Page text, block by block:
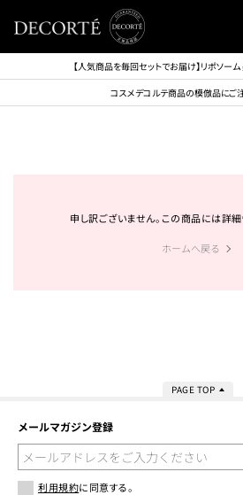
【人気商品を毎回セットでお届け】リポソー
コスメデコルテ商品の模倣品にご
申し訳ございません。この商品には詳
ホームへ戻る
PAGE TOP
メールマガジン登録
利用規約に同意する。